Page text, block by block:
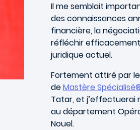
Il me semblait
des connaissances
financière, la
réfléchir
juridique actuel.
Fortement attiré par
deMastère
Tatar, et j’effectuerai
au département
Nouel.